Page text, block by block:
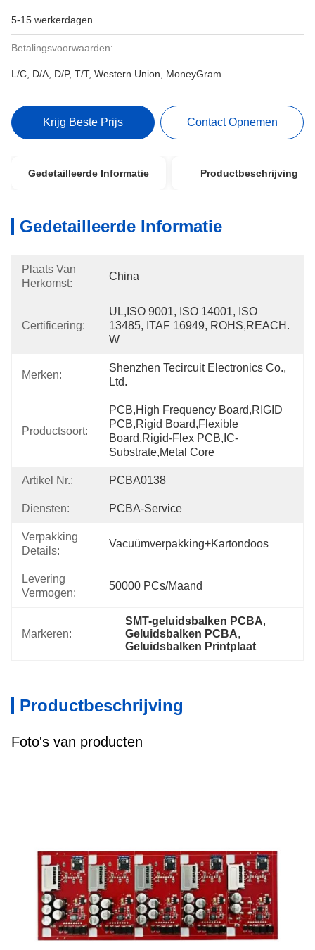
5-15 werkerdagen
Betalingsvoorwaarden:
L/C, D/A, D/P, T/T, Western Union, MoneyGram
Krijg Beste Prijs Contact Opnemen
Gedetailleerde Informatie Productbeschrijving
Gedetailleerde Informatie
Plaats Van
Herkomst:
China
Certificering:
UL,ISO 9001, ISO 14001, ISO
13485, ITAF 16949, ROHS,REACH.
W
Merken:
Shenzhen Tecircuit Electronics Co.,
Ltd.
Productsoort:
PCB,High Frequency Board,RIGID
PCB,Rigid Board,Flexible
Board,Rigid-Flex PCB,IC-
Substrate,Metal Core
Artikel Nr.: PCBA0138
Diensten: PCBA-Service
Verpakking
Details:
Vacuümverpakking+kartondoos
Levering
Vermogen:
50000 PCs/maand
Markeren:
SMT-geluidsbalken PCBA,
Geluidsbalken PCBA,
Geluidsbalken Printplaat
Productbeschrijving
Foto's van producten